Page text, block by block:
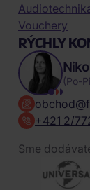
Vouchery
RÝCHLY
(Po-
+421 2/
Sme